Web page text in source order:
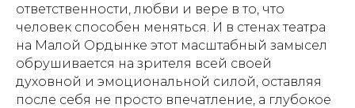
ответственности, любви и вере в то, что
человек способен меняться. И в стенах театра
на Малой Ордынке этот масштабный замысел
обрушивается на зрителя всей своей
духовной и эмоциональной силой, оставляя
после себя не просто впечатление, а глубокое